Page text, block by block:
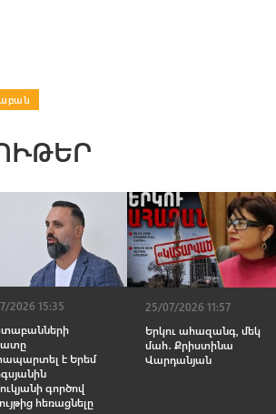
2026 15:35
է Երեմ
գործով
հեռացնելը
25/07/2026 11:57
Երկու ահազանգ, մեկ
մահ․ Քրիստինա
Վարդանյան